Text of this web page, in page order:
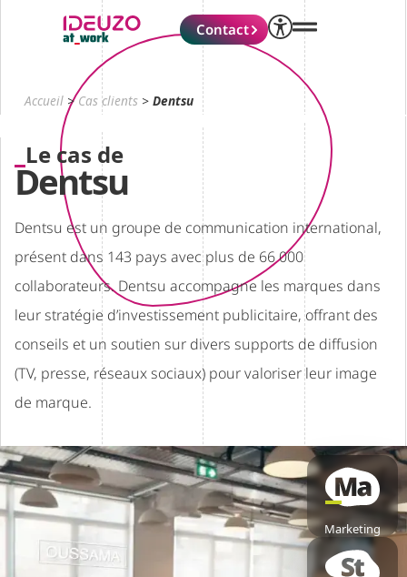
Contact
Accueil >Cas clients >Dentsu
Marketing
Le cas de
Dentsu
Dentsu est un groupe de communication international,
présent dans 143 pays avec plus de 66 000
collaborateurs. Dentsu accompagne les marques dans
leur stratégie d’investissement publicitaire, offrant des
conseils et un soutien sur divers supports de diffusion
(TV, presse, réseaux sociaux) pour valoriser leur image
de marque.